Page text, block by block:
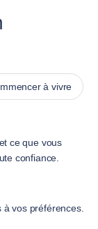
à vivre
ce que vous
confiance.
vos préférences.